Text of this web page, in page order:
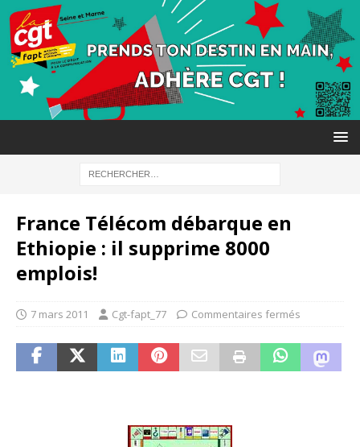
France Télécom débarque en
Ethiopie : il supprime 8000
emplois!
7 mars 2011 Cgt-fapt_77 Commentaires fermés